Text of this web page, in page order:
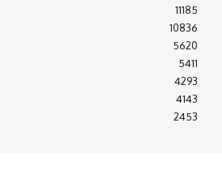
11185
10836
5620
5411
4293
4143
2453